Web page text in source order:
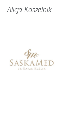
Alicja Koszelnik